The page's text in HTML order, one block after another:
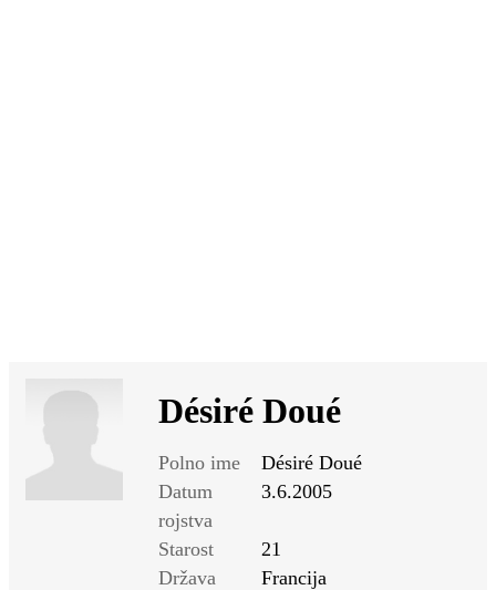
Désiré Doué
Polno ime
Désiré Doué
Datum
rojstva
3.6.2005
Starost
21
Država
Francija